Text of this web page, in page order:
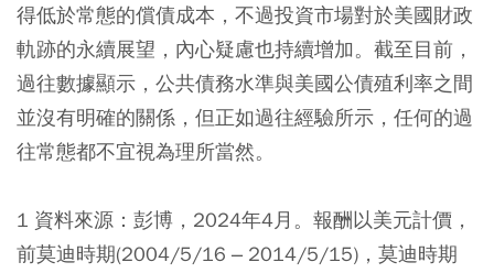
得低於常態的償債成本，不過投資市場對於美國財政
軌跡的永續展望，內心疑慮也持續增加。截至目前，
過往數據顯示，公共債務水準與美國公債殖利率之間
並沒有明確的關係，但正如過往經驗所示，任何的過
往常態都不宜視為理所當然。
1 資料來源：彭博，2024年4月。報酬以美元計價，
前莫迪時期(2004/5/16 – 2014/5/15)，莫迪時期